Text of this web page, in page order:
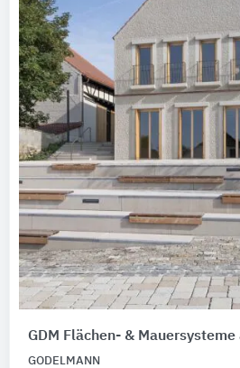
GDM Flächen- & Mauersysteme
GODELMANN